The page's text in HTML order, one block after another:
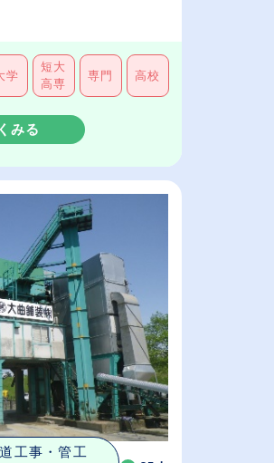
学
短大
高専
専門 高校
みる
工事・管工